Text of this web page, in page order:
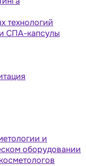
технологий
СПА-капсулы
и
оборудовании